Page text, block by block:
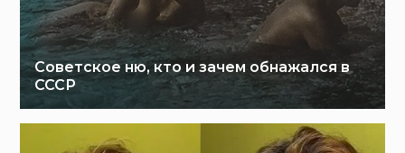
Советское ню, кто и зачем обнажался в
СССР